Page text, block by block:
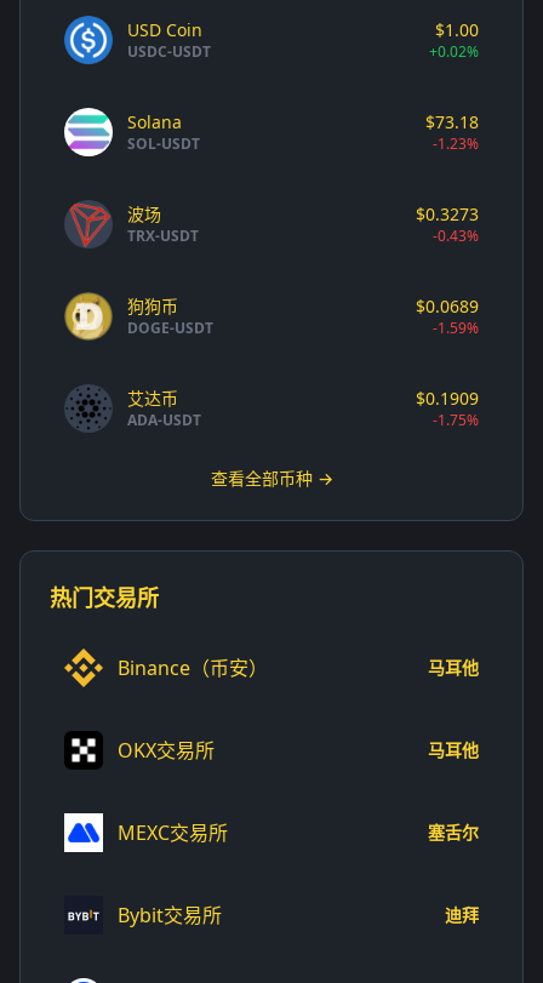
USD Coin
USDC-USDT
$1.00
+0.02%
Solana
SOL-USDT
$73.18
-1.23%
波场
TRX-USDT
$0.3273
-0.43%
狗狗币
DOGE-USDT
$0.0689
-1.59%
艾达币
ADA-USDT
$0.1909
-1.75%
查看全部币种 →
热门交易所
Binance（币安） 马耳他
OKX交易所 马耳他
MEXC交易所 塞舌尔
Bybit交易所 迪拜